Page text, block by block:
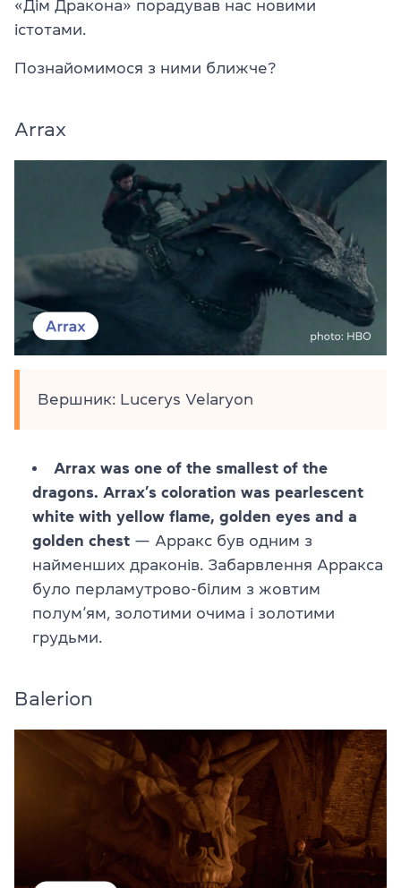
«Дім Дракона» порадував нас новими
істотами.
Познайомимося з ними ближче?
Arrax
Вершник: Lucerys Velaryon
Arrax was one of the smallest of the
dragons. Arrax’s coloration was pearlescent
white with yellow flame, golden eyes and a
golden chest — Арракс був одним з
найменших драконів. Забарвлення Арракса
було перламутрово-білим з жовтим
полум’ям, золотими очима і золотими
грудьми.
Balerion